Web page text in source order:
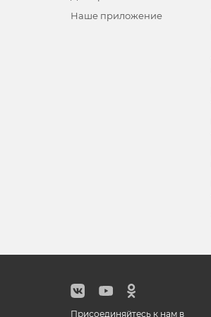
Наше приложение
Присоединяйтесь к нам в